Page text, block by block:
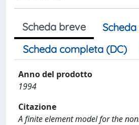
Scheda breve
Scheda completa (DC)
Anno del prodotto
1994
Citazione
A finite element model for the